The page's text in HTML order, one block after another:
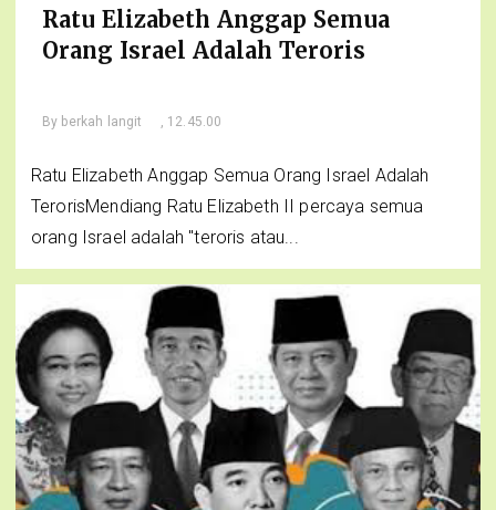
Ratu Elizabeth Anggap Semua
Orang Israel Adalah Teroris
By berkah langit , 12.45.00
Ratu Elizabeth Anggap Semua Orang Israel Adalah
TerorisMendiang Ratu Elizabeth II percaya semua
orang Israel adalah "teroris atau...